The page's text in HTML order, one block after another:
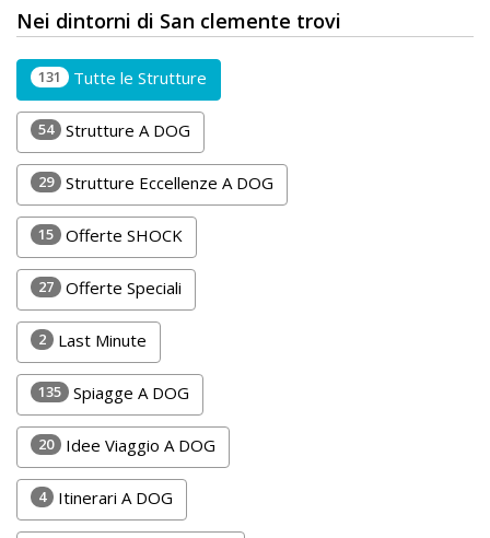
Video
Tutorial
Lavora
con
Noi
Inserisci
Attività
Accedi
Registrati
Nei dintorni di San clemente trovi
131 Tutte le Strutture
54 Strutture A DOG
29 Strutture Eccellenze A DOG
15 Offerte SHOCK
27 Offerte Speciali
2 Last Minute
135 Spiagge A DOG
20 Idee Viaggio A DOG
4 Itinerari A DOG